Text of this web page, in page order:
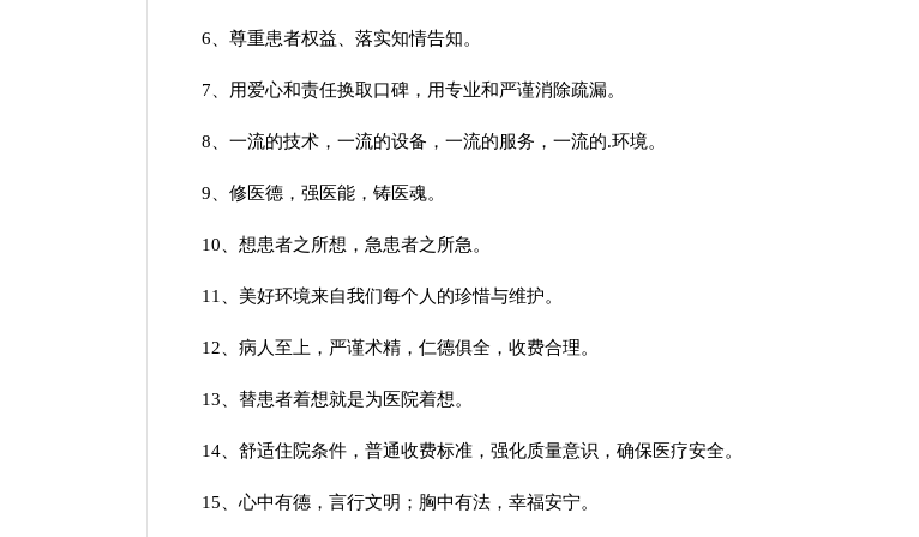
6、尊重患者权益、落实知情告知。
7、用爱心和责任换取口碑，用专业和严谨消除疏漏。
8、一流的技术，一流的设备，一流的服务，一流的.环境。
9、修医德，强医能，铸医魂。
10、想患者之所想，急患者之所急。
11、美好环境来自我们每个人的珍惜与维护。
12、病人至上，严谨术精，仁德俱全，收费合理。
13、替患者着想就是为医院着想。
14、舒适住院条件，普通收费标准，强化质量意识，确保医疗安全。
15、心中有德，言行文明；胸中有法，幸福安宁。